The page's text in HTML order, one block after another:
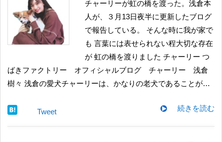
チャーリーが虹の橋を渡った。浅倉本
人が、３月13日夜半に更新したブログ
で報告している。 そんな時に我が家で
も 言葉には表せられない程大切な存在
が 虹の橋を渡りました チャーリー つ
ばきファクトリー オフィシャルブログ チャーリー 浅倉
樹々 浅倉の愛犬チャーリーは、かなりの老犬であることが…
続きを読む
Tweet